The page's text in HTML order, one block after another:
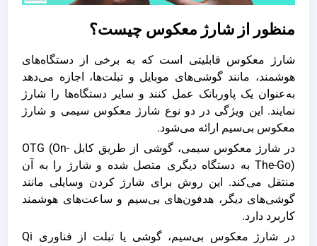
منظور از شارژ معکوس چیست؟
شارژ معکوس قابلیتی است که به برخی از دستگاه‌های
هوشمند، مانند گوشی‌های موبایل و تبلت‌ها، اجازه می‌دهد
به‌عنوان یک پاوربانک عمل کنند و سایر دستگاه‌ها را شارژ
نمایند. این ویژگی در دو نوع شارژ معکوس سیمی و شارژ
معکوس بی‌سیم ارائه می‌شود.
در شارژ معکوس سیمی، گوشی از طریق کابل OTG (On-
The-Go) به دستگاه دیگری متصل شده و شارژ را به آن
منتقل می‌کند. این روش برای شارژ کردن وسایلی مانند
گوشی‌های دیگر، هدفون‌های بی‌سیم و ساعت‌های هوشمند
کاربرد دارد.
در شارژ معکوس بی‌سیم، گوشی یا تبلت از فناوری Qi